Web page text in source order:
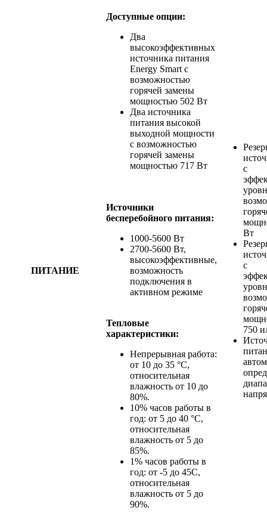
ПИТАНИЕ
Доступные опции:
Два
высокоэффективных
источника питания
Energy Smart с
возможностью
горячей замены
мощностью 502 Вт
Два источника
питания высокой
выходной мощности
с возможностью
горячей замены
мощностью 717 Вт
Источники
бесперебойного питания:
1000-5600 Вт
2700-5600 Вт,
высокоэффективные,
возможность
подключения в
активном режиме
Тепловые
характеристики:
Непрерывная работа:
от 10 до 35 °C,
относительная
влажность от 10 до
80%.
10% часов работы в
год: от 5 до 40 °C,
относительная
влажность от 5 до
85%.
1% часов работы в
год: от -5 до 45C,
относительная
влажность от 5 до
90%.
с
Вт
с
750